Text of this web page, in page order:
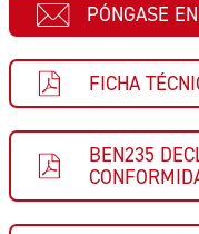
PÓNGASE
FICHA
BEN235